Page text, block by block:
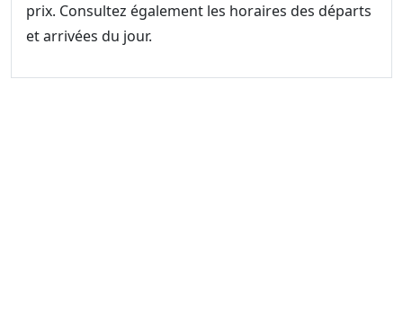
prix. Consultez également les horaires des départs
et arrivées du jour.